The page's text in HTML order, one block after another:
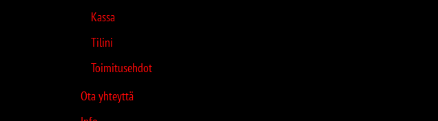
Kassa
Tilini
Toimitusehdot
Ota yhteyttä